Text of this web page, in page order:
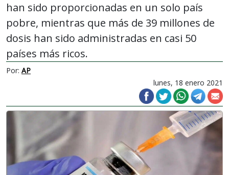
han sido proporcionadas en un solo país
pobre, mientras que más de 39 millones de
dosis han sido administradas en casi 50
países más ricos.
Por: AP
lunes, 18 enero 2021